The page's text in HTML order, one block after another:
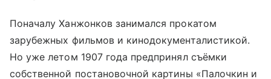
Поначалу Ханжонков занимался прокатом
зарубежных фильмов и кинодокументалистикой.
Но уже летом 1907 года предпринял съёмки
собственной постановочной картины «Палочкин и